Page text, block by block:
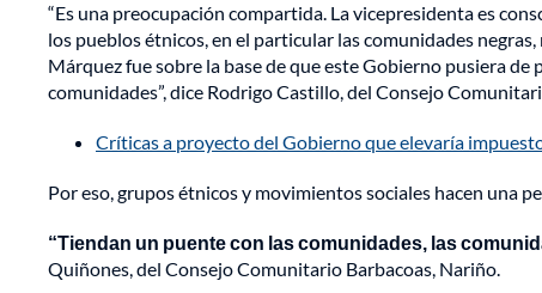
“Es una preocupación compartida. La vicepresidenta es
los pueblos étnicos, en el particular las comunidades
Márquez fue sobre la base de que este Gobierno pusiera de
comunidades”, dice Rodrigo Castillo, del Consejo
Críticas a proyecto del Gobierno que elevaría
Por eso, grupos étnicos y movimientos sociales hacen una
“Tiendan un puente con las comunidades, las
Quiñones, del Consejo Comunitario Barbacoas, Nariño.